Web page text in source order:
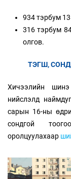
934 тэрбум
316 тэрбум
олгов.
ТЭГШ,
Хичээлийн
нийслэлд
сарын 16-ны
сондгой
оролцуулахаар